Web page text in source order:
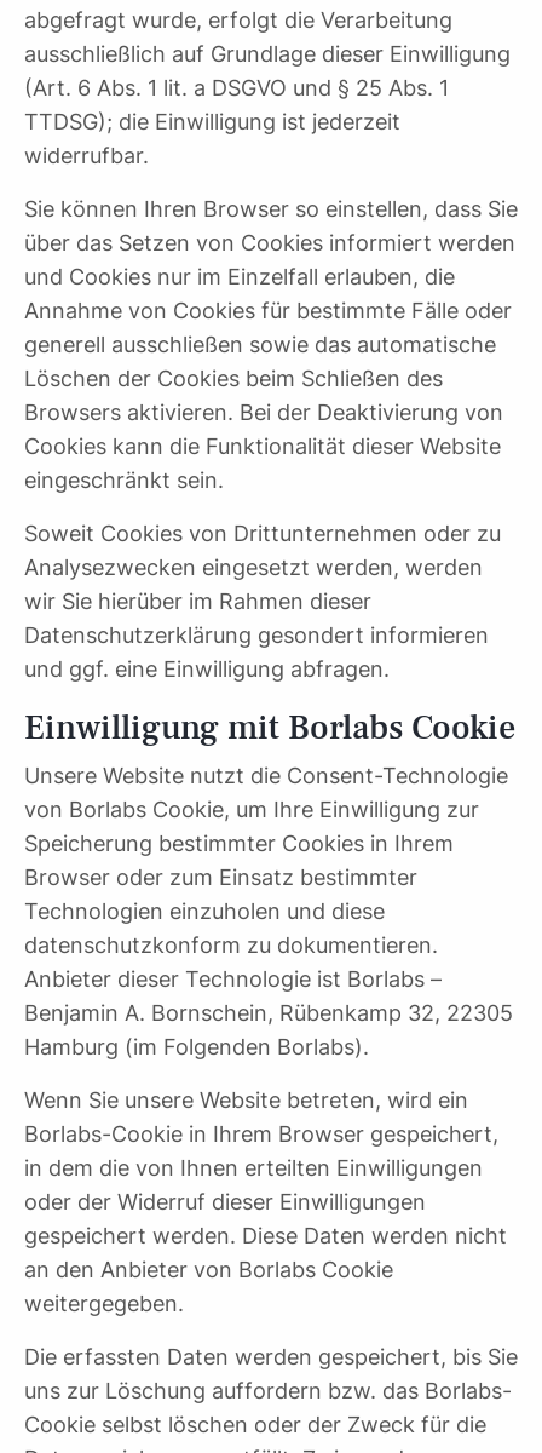
abgefragt wurde, erfolgt die Verarbeitung
ausschließlich auf Grundlage dieser Einwilligung
(Art. 6 Abs. 1 lit. a DSGVO und § 25 Abs. 1
TTDSG); die Einwilligung ist jederzeit
widerrufbar.
Sie können Ihren Browser so einstellen, dass Sie
über das Setzen von Cookies informiert werden
und Cookies nur im Einzelfall erlauben, die
Annahme von Cookies für bestimmte Fälle oder
generell ausschließen sowie das automatische
Löschen der Cookies beim Schließen des
Browsers aktivieren. Bei der Deaktivierung von
Cookies kann die Funktionalität dieser Website
eingeschränkt sein.
Soweit Cookies von Drittunternehmen oder zu
Analysezwecken eingesetzt werden, werden
wir Sie hierüber im Rahmen dieser
Datenschutzerklärung gesondert informieren
und ggf. eine Einwilligung abfragen.
Einwilligung mit Borlabs Cookie
Unsere Website nutzt die Consent-Technologie
von Borlabs Cookie, um Ihre Einwilligung zur
Speicherung bestimmter Cookies in Ihrem
Browser oder zum Einsatz bestimmter
Technologien einzuholen und diese
datenschutzkonform zu dokumentieren.
Anbieter dieser Technologie ist Borlabs –
Benjamin A. Bornschein, Rübenkamp 32, 22305
Hamburg (im Folgenden Borlabs).
Wenn Sie unsere Website betreten, wird ein
Borlabs-Cookie in Ihrem Browser gespeichert,
in dem die von Ihnen erteilten Einwilligungen
oder der Widerruf dieser Einwilligungen
gespeichert werden. Diese Daten werden nicht
an den Anbieter von Borlabs Cookie
weitergegeben.
Die erfassten Daten werden gespeichert, bis Sie
uns zur Löschung auffordern bzw. das Borlabs-
Cookie selbst löschen oder der Zweck für die